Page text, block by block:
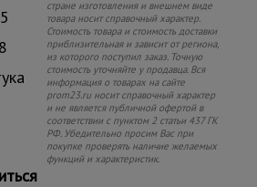
стране изготовления и внешнем виде
товара носит справочный характер.
Стоимость товара и стоимость доставки
приблизительная и зависит от региона,
из которого поступил заказ. Точную
стоимость уточняйте у продавца. Вся
информация о товарах на сайте
prom23.ru носит справочный характер
и не является публичной офертой в
соответствии с пунктом 2 статьи 437 ГК
РФ. Убедительно просим Вас при
покупке проверять наличие желаемых
функций и характеристик.